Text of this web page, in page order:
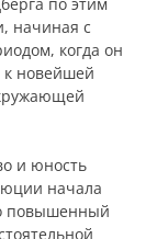
по этим
начиная с
когда он
к новейшей
и юность
начала
повышенный